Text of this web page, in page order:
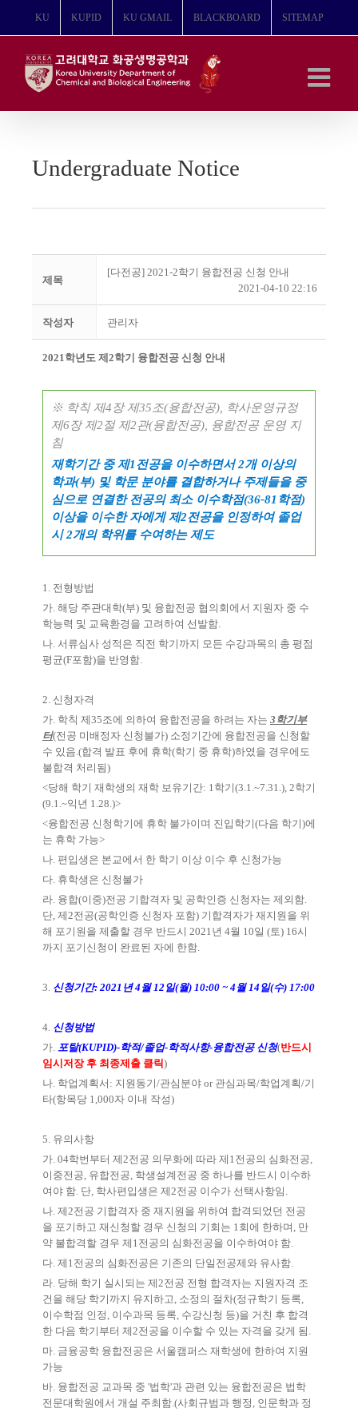
뛰
KU KUPID KU GMAIL BLACKBOARD SITEMAP
Undergraduate Notice
제목
[다전공] 2021-2학기 융합전공 신청 안내
2021-04-10 22:16
작성자 관리자
2021학년도 제 2학기 융합전공 신청 안내
※ 학칙 제4장 제35조(융합전공), 학사운영규정
제6장 제2절 제2관(융합전공), 융합전공 운영 지
침
재학기간 중 제1전공을 이수하면서2개 이상의
학과(부) 및 학문 분야를 결합하거나 주제들을 중
심으로 연결한 전공의 최소 이수학점(36-81 학점)
이상을 이수한 자에게 제2전공을 인정하여 졸업
시2개의 학위를 수여하는 제도
1. 전형방법
가. 해당 주관대학(부) 및 융합전공 협의회에서 지원자 중 수
학능력 및 교육환경을 고려하여 선발함.
나. 서류심사 성적은 직전 학기까지 모든 수강과목의 총 평점
평균(F포함)을 반영함.
2. 신청자격
가. 학칙 제35조에 의하여 융합전공을 하려는 자는 3 학기부
터(전공 미배정자 신청불가) 소정기간에 융합전공을 신청할
수 있음.(합격 발표 후에 휴학(학기 중 휴학)하였을 경우에도
불합격 처리됨)
<당해 학기 재학생의 재학 보유기간: 1학기(3.1.~7.31.), 2학기
(9.1.~익년 1.28.)>
<융합전공 신청학기에 휴학 불가이며 진입학기(다음 학기)에
는 휴학 가능>
나. 편입생은 본교에서 한 학기 이상 이수 후 신청가능
다. 휴학생은 신청불가
라. 융합(이중)전공 기합격자 및 공학인증 신청자는 제외함.
단, 제2전공(공학인증 신청자 포함) 기합격자가 재지원을 위
해 포기원을 제출할 경우 반드시 2021년 4월 10일 (토) 16시
까지 포기신청이 완료된 자에 한함.
3. 신청기간: 2021 년4 월12일(월) 10:00 ~ 4 월14 일(수) 17:00
4. 신청방법
가. 포탈(KUPID)-학적/졸업-학적사항-융합전공 신청(반드시
임시저장 후 최종제출 클릭)
나. 학업계획서 : 지원동기/관심분야 or 관심과목/학업계획/기
타(항목당 1,000자 이내 작성)
5. 유의사항
가. 04학번부터 제2전공 의무화에 따라 제 1전공의 심화전공,
이중전공, 유합전공, 학생설계전공 중 하나를 반드시 이수하
여야 함. 단, 학사편입생은 제2전공 이수가 선택사항임 .
나. 제2전공 기합격자 중 재지원을 위하여 합격되었던 전공
을 포기하고 재신청할 경우 신청의 기회는 1회에 한하며 , 만
약 불합격할 경우 제 1전공의 심화전공을 이수하여야 함.
다. 제 1전공의 심화전공은 기존의 단일전공제와 유사함.
라. 당해 학기 실시되는 제2전공 전형 합격자는 지원자격 조
건을 해당 학기까지 유지하고, 소정의 절차(정규학기 등록,
이수학점 인정 , 이수과목 등록, 수강신청 등)을 거친 후 합격
한 다음 학기부터 제2전공을 이수할 수 있는 자격을 갖게 됨 .
마. 금융공학 융합전공은 서울캠퍼스 재학생에 한하여 지원
가능
바. 융합전공 교과목 중 '법학'과 관련 있는 융합전공은 법학
전문대학원에서 개설 주최함.(사회규범과 행정 , 인문학과 정